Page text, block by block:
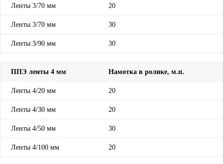
Ленты 3/70 мм 20
Ленты 3/70 мм 30
Ленты 3/90 мм 30
ППЭ ленты 4 мм Намотка в ролике, м.п.
Ленты 4/20 мм 20
Ленты 4/30 мм 20
Ленты 4/50 мм 30
Ленты 4/100 мм 20